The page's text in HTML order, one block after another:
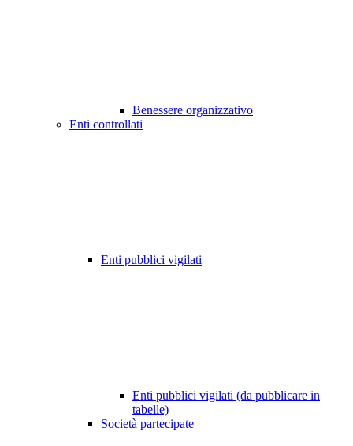
Benessere organizzativo
Enti controllati
Enti pubblici vigilati
Enti pubblici vigilati (da pubblicare in
tabelle)
Società partecipate